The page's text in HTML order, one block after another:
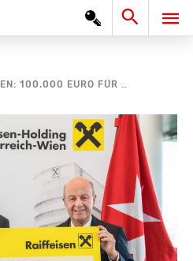
Search
RAIFFEISEN-HOLDING NÖ-WIEN: 100.000 EURO FÜR MALTESERORDEN